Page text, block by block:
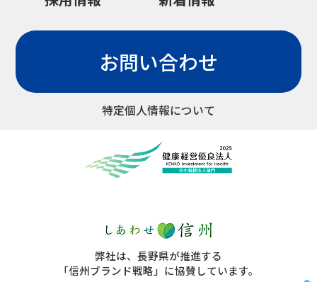
お問い合わせ
特定個人情報について
弊社は、長野県が推進する
「信州ブランド戦略」に協賛しています。